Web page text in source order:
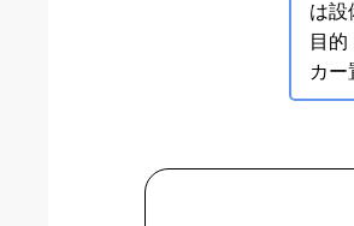
は設
目
カー